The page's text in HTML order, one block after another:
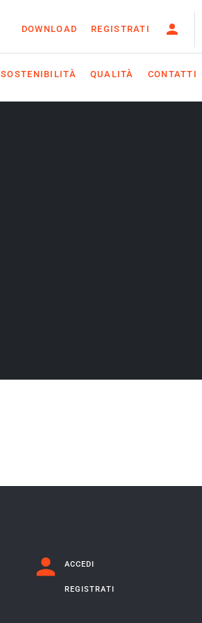
DOWNLOAD REGISTRATI
SOSTENIBILITÀ QUALITÀ CONTATTI
ACCEDI
REGISTRATI